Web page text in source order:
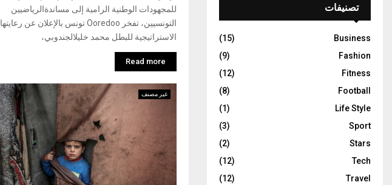
للمجهودات الوطنية الرامية إلى مساندةالرياضيين
التونسيين، تفخر Ooredoo تونس بالإعلان عن رعايتها
الاستراتيجية للبطل محمد خليلالجندوبي،
Read more
غير مصنف
تصنيفات
Business
(15)
Fashion
(9)
Fitness
(12)
Football
(8)
Life Style
(1)
Sport
(3)
Stars
(2)
Tech
(12)
Travel
(12)